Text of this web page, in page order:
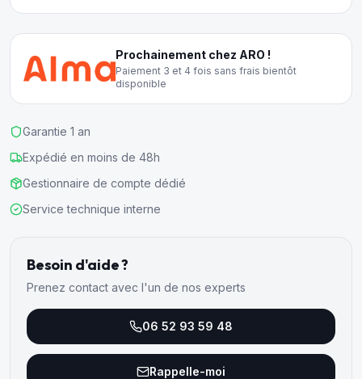
Prochainement chez ARO !
Paiement 3 et 4 fois sans frais bientôt
disponible
Garantie 1 an
Expédié en moins de 48h
Gestionnaire de compte dédié
Service technique interne
Besoin d'aide ?
Prenez contact avec l'un de nos experts
06 52 93 59 48
Rappelle-moi